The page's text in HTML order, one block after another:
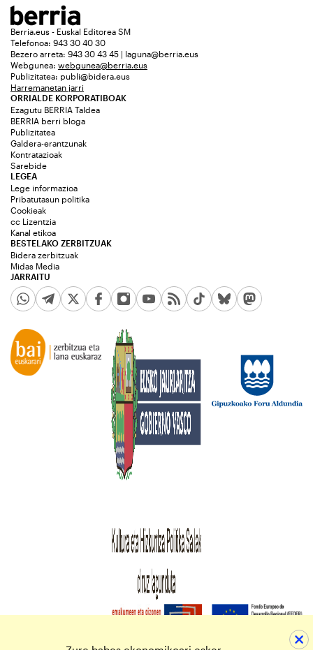
Berria.eus - Euskal Editorea SM
Telefonoa: 943 30 40 30
Bezero arreta: 943 30 43 45 | laguna@berria.eus
Webgunea: webgunea@berria.eus
Publizitatea: publi@bidera.eus
Harremanetan jarri
ORRIALDE KORPORATIBOAK
Ezagutu BERRIA Taldea
BERRIA berri bloga
Publizitatea
Galdera-erantzunak
Kontratazioak
Sarebide
JARRAITU
LEGEA
Lege informazioa
Pribatutasun politika
Cookieak
cc Lizentzia
Kanal etikoa
BESTELAKO ZERBITZUAK
Bidera zerbitzuak
Midas Media